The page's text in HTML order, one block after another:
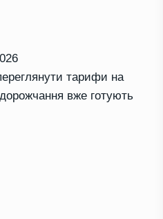
тарифи на
вже готують